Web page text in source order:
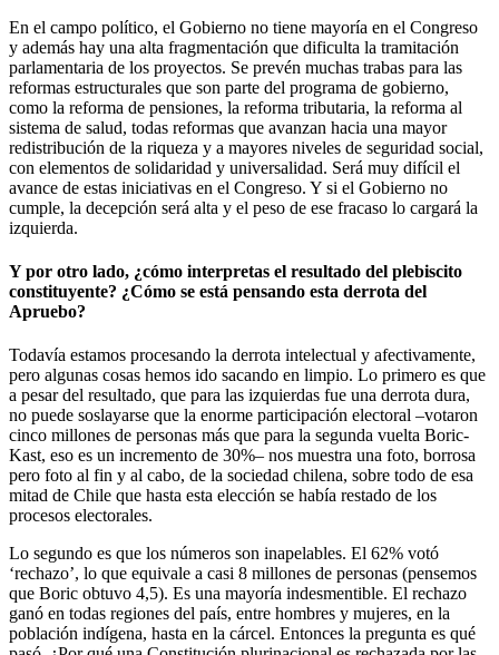
En el campo político, el Gobierno no tiene mayoría en el Congreso
y además hay una alta fragmentación que dificulta la tramitación
parlamentaria de los proyectos. Se prevén muchas trabas para las
reformas estructurales que son parte del programa de gobierno,
como la reforma de pensiones, la reforma tributaria, la reforma al
sistema de salud, todas reformas que avanzan hacia una mayor
redistribución de la riqueza y a mayores niveles de seguridad social,
con elementos de solidaridad y universalidad. Será muy difícil el
avance de estas iniciativas en el Congreso. Y si el Gobierno no
cumple, la decepción será alta y el peso de ese fracaso lo cargará la
izquierda.
Y por otro lado, ¿cómo interpretas el resultado del plebiscito
constituyente? ¿Cómo se está pensando esta derrota del
Apruebo?
Todavía estamos procesando la derrota intelectual y afectivamente,
pero algunas cosas hemos ido sacando en limpio. Lo primero es que
a pesar del resultado, que para las izquierdas fue una derrota dura,
no puede soslayarse que la enorme participación electoral –votaron
cinco millones de personas más que para la segunda vuelta Boric-
Kast, eso es un incremento de 30%– nos muestra una foto, borrosa
pero foto al fin y al cabo, de la sociedad chilena, sobre todo de esa
mitad de Chile que hasta esta elección se había restado de los
procesos electorales.
Lo segundo es que los números son inapelables. El 62% votó
‘rechazo’, lo que equivale a casi 8 millones de personas (pensemos
que Boric obtuvo 4,5). Es una mayoría indesmentible. El rechazo
ganó en todas regiones del país, entre hombres y mujeres, en la
población indígena, hasta en la cárcel. Entonces la pregunta es qué